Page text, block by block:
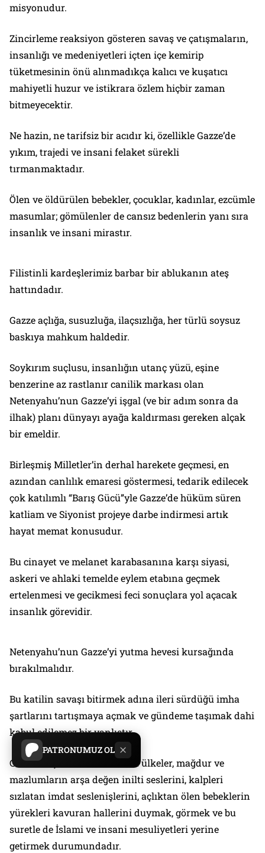
PATRONUMUZ OL
misyonudur.
Zincirleme reaksiyon gösteren savaş ve çatışmaların,
insanlığı ve medeniyetleri içten içe kemirip
tüketmesinin önü alınmadıkça kalıcı ve kuşatıcı
mahiyetli huzur ve istikrara özlem hiçbir zaman
bitmeyecektir.
Ne hazin, ne tarifsiz bir acıdır ki, özellikle Gazze’de
yıkım, trajedi ve insani felaket sürekli
tırmanmaktadır.
Ölen ve öldürülen bebekler, çocuklar, kadınlar, ezcümle
masumlar; gömülenler de cansız bedenlerin yanı sıra
insanlık ve insani mirastır.
Filistinli kardeşlerimiz barbar bir ablukanın ateş
hattındadır.
Gazze açlığa, susuzluğa, ilaçsızlığa, her türlü soysuz
baskıya mahkum haldedir.
Soykırım suçlusu, insanlığın utanç yüzü, eşine
benzerine az rastlanır canilik markası olan
Netenyahu’nun Gazze’yi işgal (ve bir adım sonra da
ilhak) planı dünyayı ayağa kaldırması gereken alçak
bir emeldir.
Birleşmiş Milletler’in derhal harekete geçmesi, en
azından canlılık emaresi göstermesi, tedarik edilecek
çok katılımlı “Barış Gücü”yle Gazze’de hüküm süren
katliam ve Siyonist projeye darbe indirmesi artık
hayat memat konusudur.
Bu cinayet ve melanet karabasanına karşı siyasi,
askeri ve ahlaki temelde eylem etabına geçmek
ertelenmesi ve gecikmesi feci sonuçlara yol açacak
insanlık görevidir.
Netenyahu’nun Gazze’yi yutma hevesi kursağında
bırakılmalıdır.
Bu katilin savaşı bitirmek adına ileri sürdüğü imha
şartlarını tartışmaya açmak ve gündeme taşımak dahi
kabul edilemez bir yanlıştır.
Gelinen aşamada Müslüman ülkeler, mağdur ve
mazlumların arşa değen inilti seslerini, kalpleri
sızlatan imdat seslenişlerini, açlıktan ölen bebeklerin
yürekleri kavuran hallerini duymak, görmek ve bu
suretle de İslami ve insani mesuliyetleri yerine
getirmek durumundadır.